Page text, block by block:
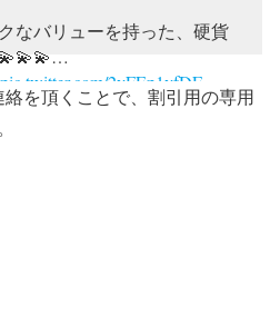
なバリューを持った、硬貨
pic.twitter.com/2vFEp1vfDE
ん)🎸✨ (@Humetsuka)
を頂くことで、割引用の専用